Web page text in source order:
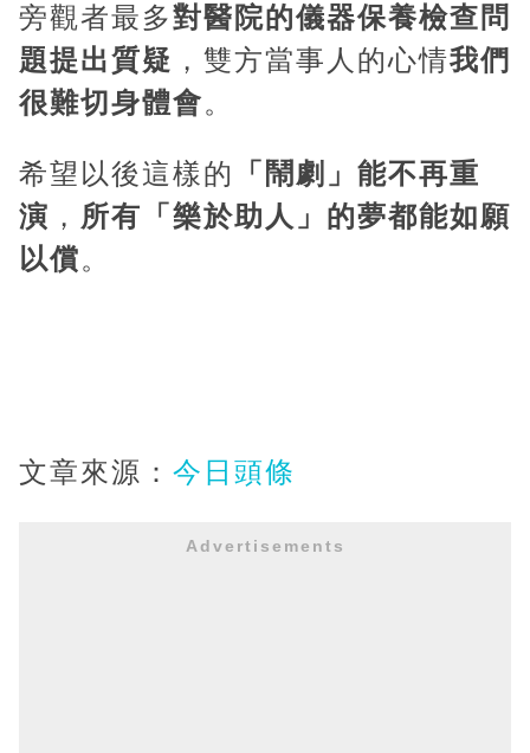
旁觀者最多對醫院的儀器保養檢查問
題提出質疑 ，雙方當事人的心情我們
很難切身體會。
希望以後這樣的
「鬧劇」能不再重
演 ， 所有「樂於助人」的夢都能如願
以償。
文章來源： 今日頭條
Advertisements